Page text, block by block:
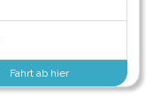
Fahrt ab hier